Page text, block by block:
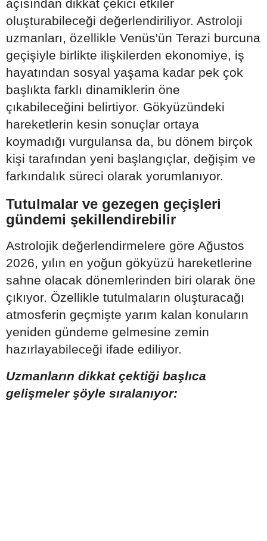
açısından dikkat çekici etkiler
oluşturabileceği değerlendiriliyor. Astroloji
uzmanları, özellikle Venüs'ün Terazi burcuna
geçişiyle birlikte ilişkilerden ekonomiye, iş
hayatından sosyal yaşama kadar pek çok
başlıkta farklı dinamiklerin öne
çıkabileceğini belirtiyor. Gökyüzündeki
hareketlerin kesin sonuçlar ortaya
koymadığı vurgulansa da, bu dönem birçok
kişi tarafından yeni başlangıçlar, değişim ve
farkındalık süreci olarak yorumlanıyor.
Tutulmalar ve gezegen geçişleri
gündemi şekillendirebilir
Astrolojik değerlendirmelere göre Ağustos
2026, yılın en yoğun gökyüzü hareketlerine
sahne olacak dönemlerinden biri olarak öne
çıkıyor. Özellikle tutulmaların oluşturacağı
atmosferin geçmişte yarım kalan konuların
yeniden gündeme gelmesine zemin
hazırlayabileceği ifade ediliyor.
Uzmanların dikkat çektiği başlıca
gelişmeler şöyle sıralanıyor: